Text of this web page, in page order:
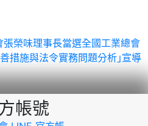
張榮味理事長當選全國工業總會
措施與法令實務問題分析｣宣導
帳號